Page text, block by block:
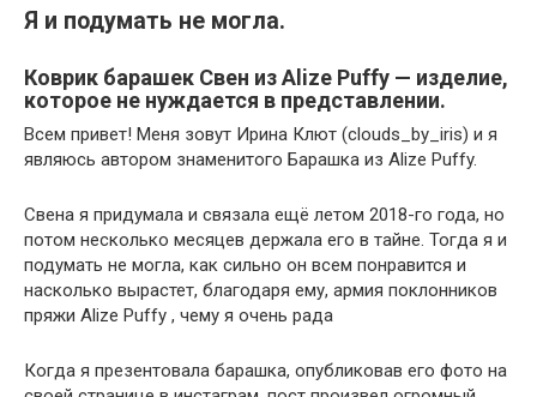
Я и подумать не могла.
Коврик барашек Свен из Alize Puffy — изделие,
которое не нуждается в представлении.
Всем привет! Меня зовут Ирина Клют (clouds_by_iris) и я
являюсь автором знаменитого Барашка из Alize Puffy.
Свена я придумала и связала ещё летом 2018-го года, но
потом несколько месяцев держала его в тайне. Тогда я и
подумать не могла, как сильно он всем понравится и
насколько вырастет, благодаря ему, армия поклонников
пряжи Alize Puffy , чему я очень рада
Когда я презентовала барашка, опубликовав его фото на